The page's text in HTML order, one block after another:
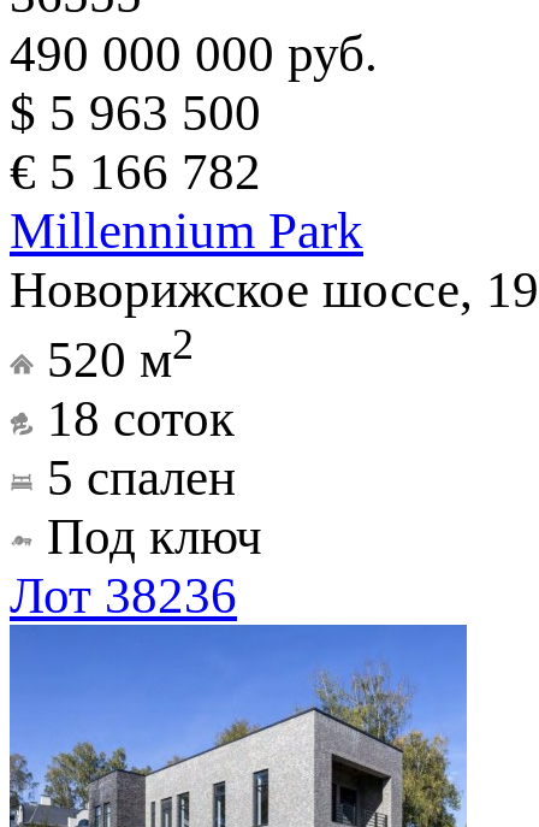
490 000 000 руб.
$ 5 963 500
€ 5 166 782
Millennium Park
Новорижское шоссе,
520 м2
18 соток
5 спален
Под ключ
Лот 38236